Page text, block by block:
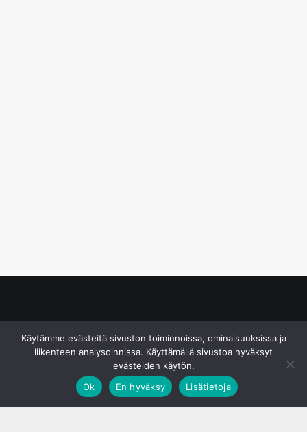
Käytämme evästeitä sivuston toiminnoissa, ominaisuuksissa ja
liikenteen analysoinnissa. Käyttämällä sivustoa hyväksyt
evästeiden käytön.
Ok
En hyväksy Lisätietoja